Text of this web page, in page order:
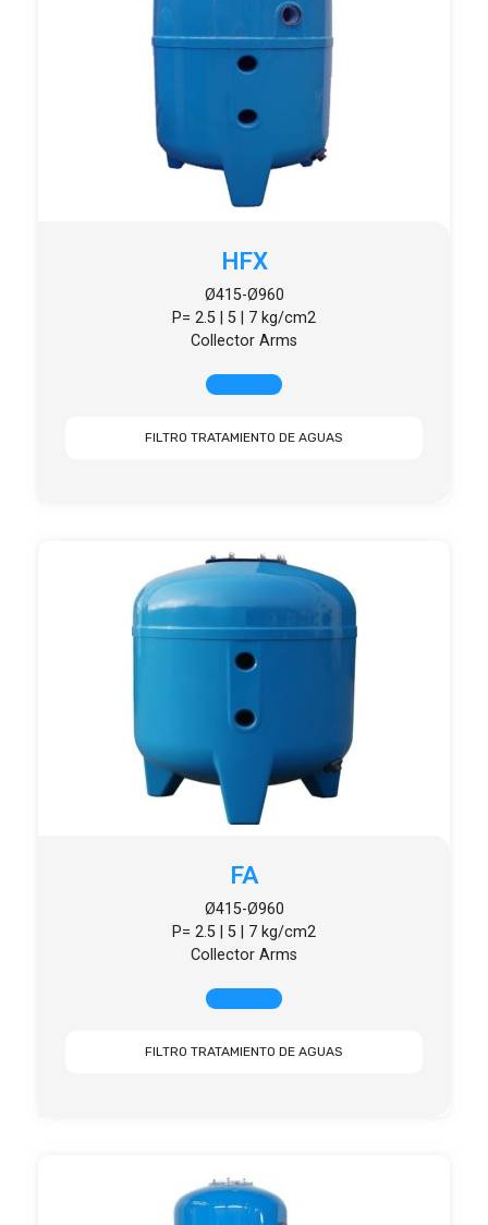
HFX
Ø415-Ø960
P= 2.5 | 5 | 7 kg/cm2
Collector Arms
FILTRO TRATAMIENTO DE AGUAS
FA
Ø415-Ø960
P= 2.5 | 5 | 7 kg/cm2
Collector Arms
FILTRO TRATAMIENTO DE AGUAS